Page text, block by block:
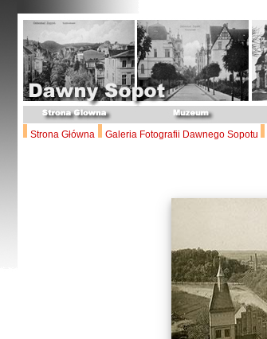
Strona Główna Galeria Fotografii Dawnego Sopotu